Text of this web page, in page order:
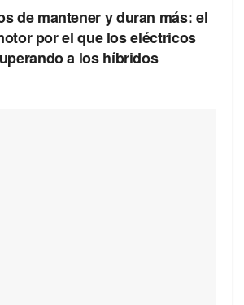
de mantener y duran más: el
por el que los eléctricos
a los híbridos